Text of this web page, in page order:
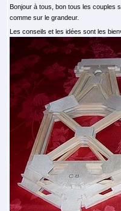
Bonjour à tous, bon tous les couples
comme sur le grandeur.
Les conseils et les idées sont les